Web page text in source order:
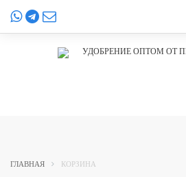
УДОБРЕНИЕ ОПТОМ ОТ
ГЛАВНАЯ КОРЗИНА